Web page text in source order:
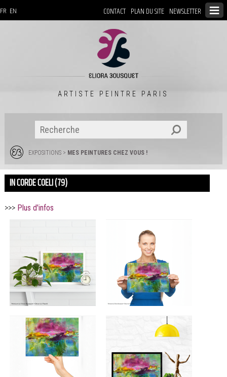
CONTACT PLAN DU SITE NEWSLETTER
FR EN
ARTISTE PEINTRE PARIS
EXPOSITIONS> MES PEINTURES CHEZ VOUS !
IN CORDE COELI (79)
>>> Plus d'infos